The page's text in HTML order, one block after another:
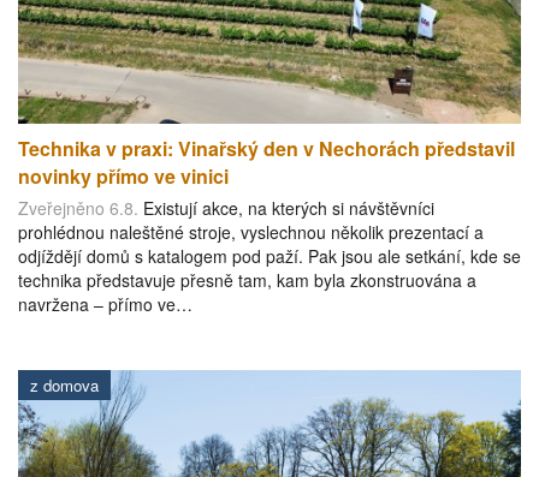
Technika v praxi: Vinařský den v Nechorách představil
novinky přímo ve vinici
Zveřejněno 6.8. Existují akce, na kterých si návštěvníci
prohlédnou naleštěné stroje, vyslechnou několik prezentací a
odjíždějí domů s katalogem pod paží. Pak jsou ale setkání, kde se
technika představuje přesně tam, kam byla zkonstruována a
navržena – přímo ve…
z domova